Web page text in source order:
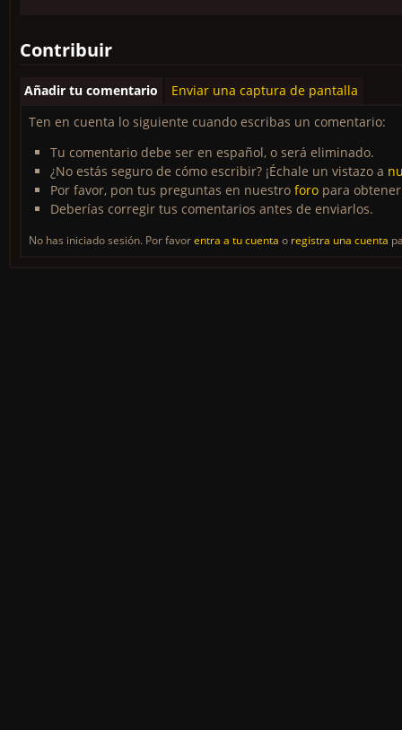
Contribuir
Añadir tu comentario
Enviar una captura de pantalla
Ten en cuenta lo siguiente cuando escribas un comentario:
Tu comentario debe ser en español, o será eliminado.
¿No estás seguro de cómo escribir? ¡Échale un vistazo a
Por favor, pon tus preguntas en nuestro foro para
Deberías corregir tus comentarios antes de enviarlos.
No has iniciado sesión. Por favorentra a tu cuenta o registra una cuenta